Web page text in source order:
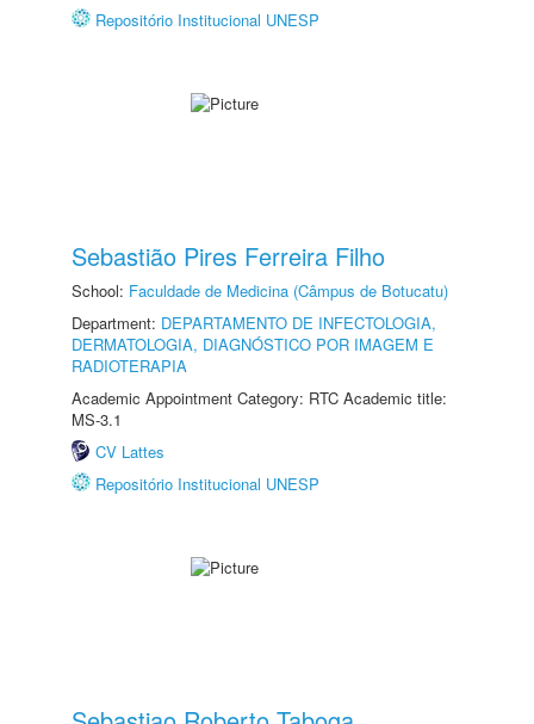
Repositório Institucional UNESP
Sebastião Pires Ferreira Filho
School: Faculdade de Medicina (Câmpus de Botucatu)
Department: DEPARTAMENTO DE INFECTOLOGIA,
DERMATOLOGIA, DIAGNÓSTICO POR IMAGEM E
RADIOTERAPIA
Academic Appointment Category: RTC Academic title:
MS-3.1
CV Lattes
Repositório Institucional UNESP